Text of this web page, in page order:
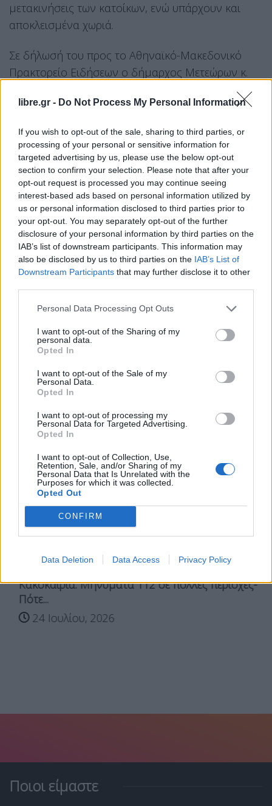
libre.gr - Do Not Process My Personal Information
If you wish to opt-out of the sale, sharing to third parties, or
processing of your personal or sensitive information for
targeted advertising by us, please use the below opt-out
section to confirm your selection. Please note that after your
opt-out request is processed you may continue seeing
interest-based ads based on personal information utilized by
us or personal information disclosed to third parties prior to
your opt-out. You may separately opt-out of the further
disclosure of your personal information by third parties on the
IAB’s list of downstream participants. This information may
also be disclosed by us to third parties on the IAB’s List of
Downstream Participants that may further disclose it to other
Personal Data Processing Opt Outs
I want to opt-out of the Sharing of my
personal data.
Opted In
I want to opt-out of the Sale of my
Personal Data.
Opted In
I want to opt-out of processing my
Personal Data for Targeted Advertising.
Opted In
I want to opt-out of Collection, Use,
Retention, Sale, and/or Sharing of my
Personal Data that Is Unrelated with the
Purposes for which it was collected.
Opted Out
CONFIRM
Data Deletion Data Access Privacy Policy
μετακινήσεις των κατοίκων, ενώ υπάρχουν και
αποκλεισμένα χωριά.
Σε δήλωσή του προς το Αθηναϊκό-Μακεδονικό
Πρακτορείο Ειδήσεων ο δήμαρχος Μετεώρων κ.
Λευτέρης Αβραμόπουλος τονίζει: «Τα ορεινά του
Δήμου Μετεώρων για ακόμη μια φορά
κατάσταση στα χωριά του Ασπροποτάμου είναι
δύσκολη, καθώς μεγάλες ποσότητες νερού έχουν
δημιουργήσει πολλά προβλήματα στην
προσβασιμότητα. Ο Δήμος Μετεώρων σε
συνεργασία με την Περιφέρεια Θεσσαλίας και σε
άμεση επαφή με τους προέδρους των χωριών
επιχειρούν με μηχανήματα έργου».
Facebook Share on X Bluesky
Tags: ΚΑΚΟΚΑΙΡΙΑ ΜΕΤΕΩΡΑ ΠΡΟΒΛΗΜΑΤΑ
Σχετικά Άρθρα
Κακοκαιρία: Μηνύματα 112 σε πολλές περιοχές-
Πότε...
24 Ιουλίου, 2026
Ποιοι είμαστε